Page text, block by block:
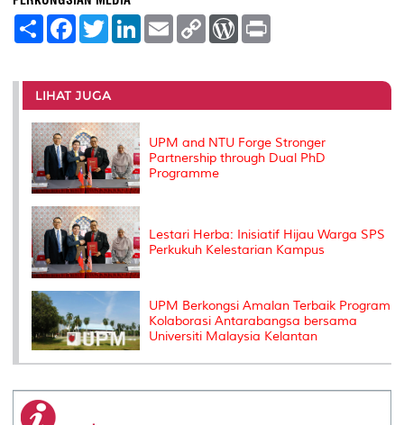
S
e
F
a
b
o
o
k
T
w
t
e
r
L
e
I
E
m
l
C
L
n
W
P
e
s
t
LIHAT JUGA
UPM and NTU Forge Stronger
Partnership through Dual PhD
Programme
Lestari Herba: Inisiatif Hijau Warga SPS
Perkukuh Kelestarian Kampus
UPM Berkongsi Amalan Terbaik Program
Kolaborasi Antarabangsa bersama
Universiti Malaysia Kelantan